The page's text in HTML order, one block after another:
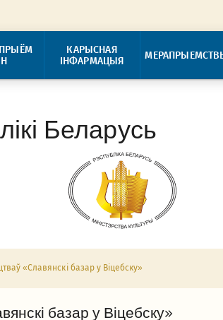
ПРЫЁМ
КАРЫСНАЯ
ІНФАРМАЦЫЯ
Беларусь
«Славянскі базар у Віцебску»
базар у Віцебску»